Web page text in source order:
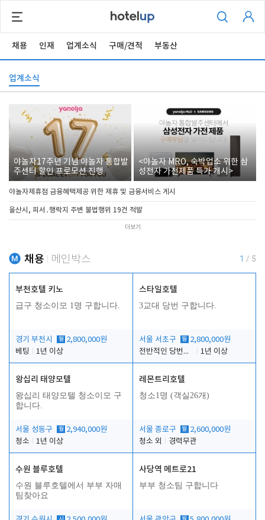
채용 인재 업계소식 구매/견적 부동산
업계소식
야놀자17주년 기념 야놀자 통합발
주센터 할인 프로모션 진행
<야놀자 MRO, 숙박업소 위한 삼
성전자 가전제품 특가 개시>
야놀자제휴점 금융혜택제공 위한 제휴 및 금융서비스 게시
울산시, 피서․행락지 주변 불법행위 19건 적발
더보기
채용 메인박스 1 / 5
부천호텔 키노
급구 청소이모 1명 구합니다.
경기 부천시 월 2,800,000원
베팅
1년 이상
스타일호텔
3교대 당번 구합니다.
서울 서초구 월 2,800,000원
전반적인 당번업무
1년 이상
왕십리 태양모텔
왕십리 태양모텔 청소이모 구
합니다.
서울 성동구 월 2,940,000원
청소
1년 이상
레몬트리호텔
청소1명 (객실26개)
서울 종로구 월 2,600,000원
청소 외
경력무관
수원 블루호텔
수원 블루호텔에서 부부 자매
팀찾아요
사당역 메트로21
부부 청소팀 구합니다